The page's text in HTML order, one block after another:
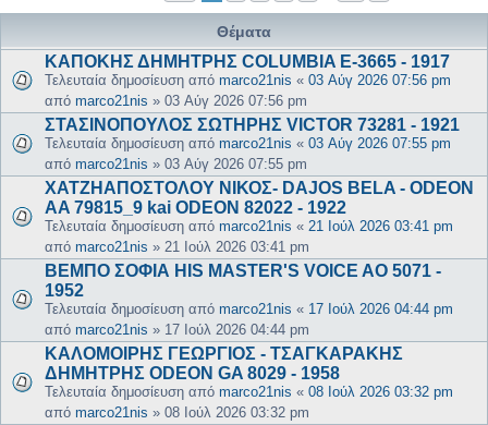
Θέματα
ΚΑΠΟΚΗΣ ΔΗΜΗΤΡΗΣ COLUMBIA E-3665 - 1917
Τελευταία δημοσίευση από marco21nis « 03 Αύγ 2026 07:56 pm
από marco21nis » 03 Αύγ 2026 07:56 pm
ΣΤΑΣΙΝΟΠΟΥΛΟΣ ΣΩΤΗΡΗΣ VICTOR 73281 - 1921
Τελευταία δημοσίευση από marco21nis « 03 Αύγ 2026 07:55 pm
από marco21nis » 03 Αύγ 2026 07:55 pm
ΧΑΤΖΗΑΠΟΣΤΟΛΟΥ ΝΙΚΟΣ- DAJOS BELA - ODEON
AA 79815_9 kai ODEON 82022 - 1922
Τελευταία δημοσίευση από marco21nis « 21 Ιούλ 2026 03:41 pm
από marco21nis » 21 Ιούλ 2026 03:41 pm
ΒΕΜΠΟ ΣΟΦΙΑ HIS MASTER'S VOICE AO 5071 -
1952
Τελευταία δημοσίευση από marco21nis « 17 Ιούλ 2026 04:44 pm
από marco21nis » 17 Ιούλ 2026 04:44 pm
ΚΑΛΟΜΟΙΡΗΣ ΓΕΩΡΓΙΟΣ - ΤΣΑΓΚΑΡΑΚΗΣ
ΔΗΜΗΤΡΗΣ ODEON GA 8029 - 1958
Τελευταία δημοσίευση από marco21nis « 08 Ιούλ 2026 03:32 pm
από marco21nis » 08 Ιούλ 2026 03:32 pm